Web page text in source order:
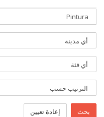
بحث إعادة تعيين